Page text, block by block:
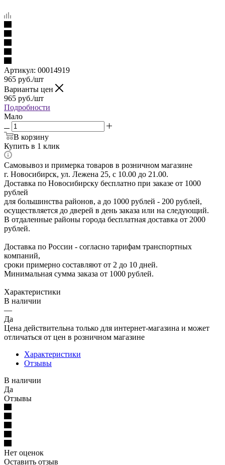
Артикул: 00014919
965 руб./шт
Варианты цен
965 руб./шт
Подробности
Мало
В корзину
Купить в 1 клик
Самовывоз и примерка товаров в розничном магазине
г. Новосибирск, ул. Лежена 25, с 10.00 до 21.00.
Доставка по Новосибирску бесплатно при заказе от 1000
рублей
для большинства районов, а до 1000 рублей - 200 рублей,
осуществляется до дверей в день заказа или на следующий.
В отдаленные районы города бесплатная доставка от 2000
рублей.
Доставка по России - согласно тарифам транспортных
компаний,
сроки примерно составляют от 2 до 10 дней.
Минимальная сумма заказа от 1000 рублей.
Характеристики
В наличии
—
Да
Цена действительна только для интернет-магазина и может
отличаться от цен в розничном магазине
Характеристики
Отзывы
В наличии
Да
Отзывы
Нет оценок
Оставить отзыв